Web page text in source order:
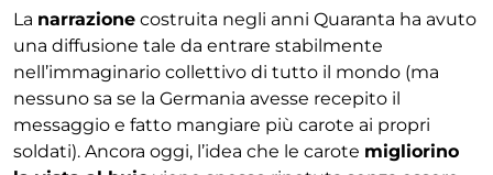
La narrazione costruita negli anni Quaranta ha avuto
una diffusione tale da entrare stabilmente
nell’immaginario collettivo di tutto il mondo (ma
nessuno sa se la Germania avesse recepito il
messaggio e fatto mangiare più carote ai propri
soldati). Ancora oggi, l’idea che le carote migliorino